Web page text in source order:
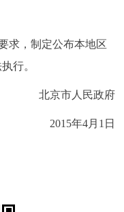
，制定公布本地区
执行。
北京市人民政府
2015年4月1日